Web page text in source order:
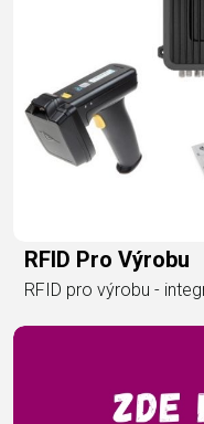
RFID Pro Výrobu
RFID pro výrobu -